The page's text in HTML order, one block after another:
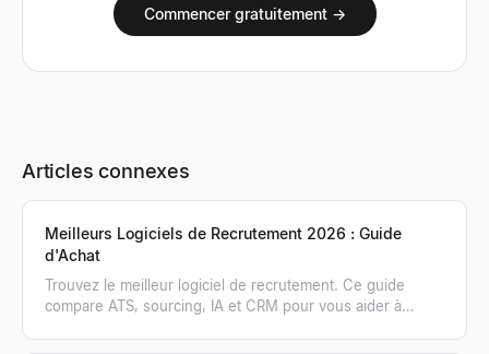
Commencer gratuitement →
Articles connexes
Meilleurs Logiciels de Recrutement 2026 : Guide
d'Achat
Trouvez le meilleur logiciel de recrutement. Ce guide
compare ATS, sourcing, IA et CRM pour vous aider à